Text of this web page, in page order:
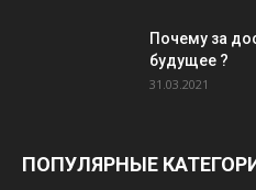
Почему за
будущее ?
31.03.2021
ПОПУЛЯРНЫЕ